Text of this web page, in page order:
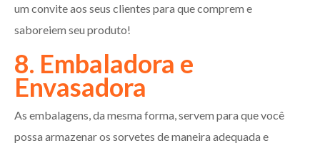
um convite aos seus clientes para que comprem e
saboreiem seu produto!
8. Embaladora e
Envasadora
As embalagens, da mesma forma, servem para que você
possa armazenar os sorvetes de maneira adequada e